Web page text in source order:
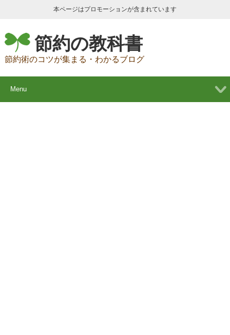
本ページはプロモーションが含まれています
節約の教科書
節約術のコツが集まる・わかるブログ
Menu